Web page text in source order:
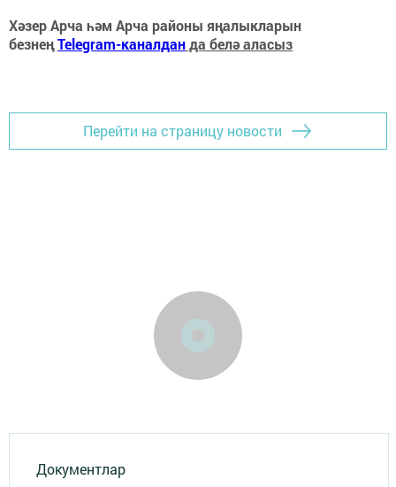
Хәзер Арча һәм Арча районы яңалыкларын
безнеңTelegram-каналданда белә аласыз
Перейти на страницу новости
Документлар